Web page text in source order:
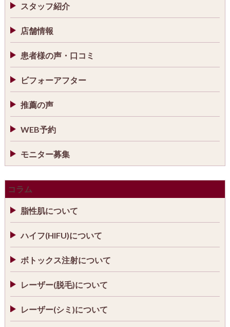
スタッフ紹介
店舗情報
患者様の声・口コミ
ビフォーアフター
推薦の声
WEB予約
モニター募集
コラム
脂性肌について
ハイフ(HIFU)について
ボトックス注射について
レーザー(脱毛)について
レーザー(シミ)について